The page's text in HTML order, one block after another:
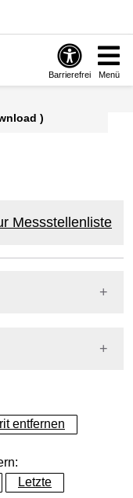
Barrierefrei Menü
)
Messstellenliste
entfernen
Letzte